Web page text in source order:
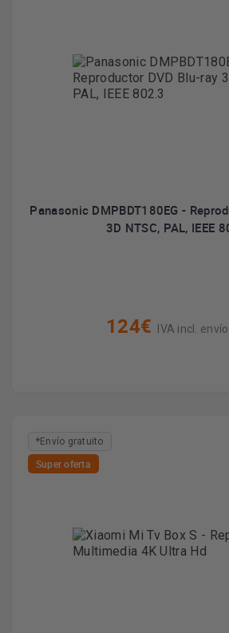
Panasonic DMPBDT180EG -
3D NTSC, PAL, IEEE
124€ IVA incl. envío
*Envío gratuito
Super oferta